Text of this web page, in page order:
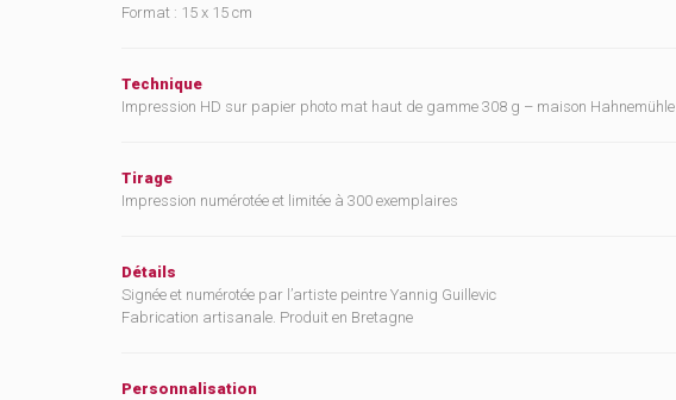
Format : 15 x 15 cm
Technique
Impression HD sur papier photo mat haut de gamme 308 g – maison Hahnemühle
Tirage
Impression numérotée et limitée à 300 exemplaires
Détails
Signée et numérotée par l’artiste peintre Yannig Guillevic
Fabrication artisanale. Produit en Bretagne
Personnalisation